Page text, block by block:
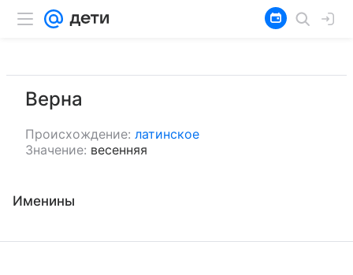
Верна
Происхождение: латинское
Значение: весенняя
Именины